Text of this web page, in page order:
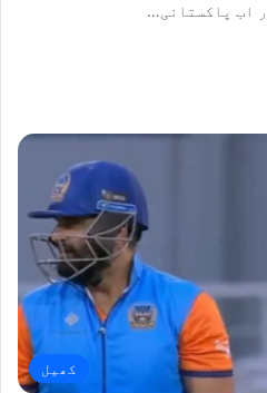
اب پاکستانی…
کھیل